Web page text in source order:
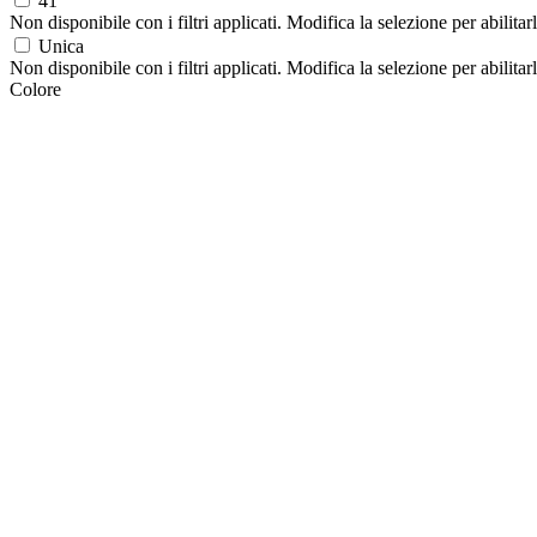
Non disponibile con i filtri applicati. Modifica la selezione per
Unica
Non disponibile con i filtri applicati. Modifica la selezione per
Colore